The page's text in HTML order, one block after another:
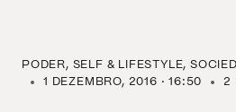
PODER SELF & LIFESTYLE
1 DEZEMBRO, 2016 · 16:50
2